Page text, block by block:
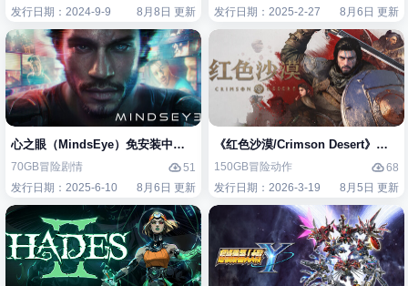
发行日期：2024-9-9
8月8日 更新
发行日期：2025-2-27
8月6日 更新
心之眼（MindsEye）免安装中文版
70GB冒险剧情
51
发行日期：2025-6-10
8月6日 更新
《红色沙漠/Crimson Desert》免安
150GB冒险动作
68
发行日期：2026-3-19
8月5日 更新